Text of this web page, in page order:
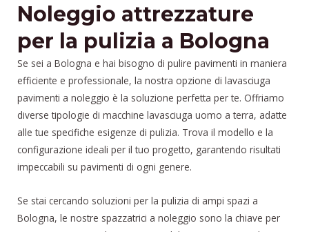
Noleggio attrezzature
per la pulizia a Bologna
Se sei a Bologna e hai bisogno di pulire pavimenti in maniera
efficiente e professionale, la nostra opzione di lavasciuga
pavimenti a noleggio è la soluzione perfetta per te. Offriamo
diverse tipologie di macchine lavasciuga uomo a terra, adatte
alle tue specifiche esigenze di pulizia. Trova il modello e la
configurazione ideali per il tuo progetto, garantendo risultati
impeccabili su pavimenti di ogni genere.
Se stai cercando soluzioni per la pulizia di ampi spazi a
Bologna, le nostre spazzatrici a noleggio sono la chiave per